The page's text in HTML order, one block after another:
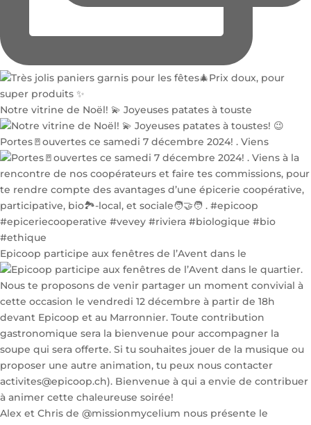
Notre vitrine de Noël! 💫 Joyeuses patates à touste
Portes🚪ouvertes ce samedi 7 décembre 2024! . Viens
Epicoop participe aux fenêtres de l’Avent dans le
Alex et Chris de @missionmycelium nous présente le